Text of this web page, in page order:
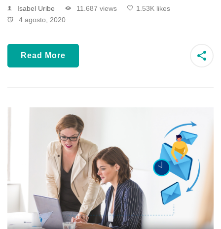
Isabel Uribe 11.687 views
1.53K likes
4 agosto, 2020
Read More